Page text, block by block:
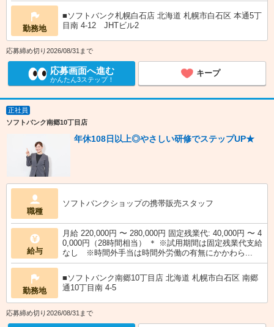
勤務地
■ソフトバンク札幌白石店 北海道 札幌市白石区 本通5丁
目南 4‐12 JHTビル2
応募締め切り2026/08/31まで
応募画面へ進む
かんたん3ステップ！
キープ
正社員
ソフトバンク南郷10丁目店
年休108日以上◎やさしい研修でステップUP★
職種
ソフトバンクショップの携帯販売スタッフ
給与
月給 220,000円 〜 280,000円 固定残業代: 40,000円 〜 4
0,000円（28時間相当） ＊ ※試用期間は固定残業代支給
なし ※時間外手当は時間外労働の有無にかかわら...
勤務地
■ソフトバンク南郷10丁目店 北海道 札幌市白石区 南郷
通10丁目南 4‐5
応募締め切り2026/08/31まで